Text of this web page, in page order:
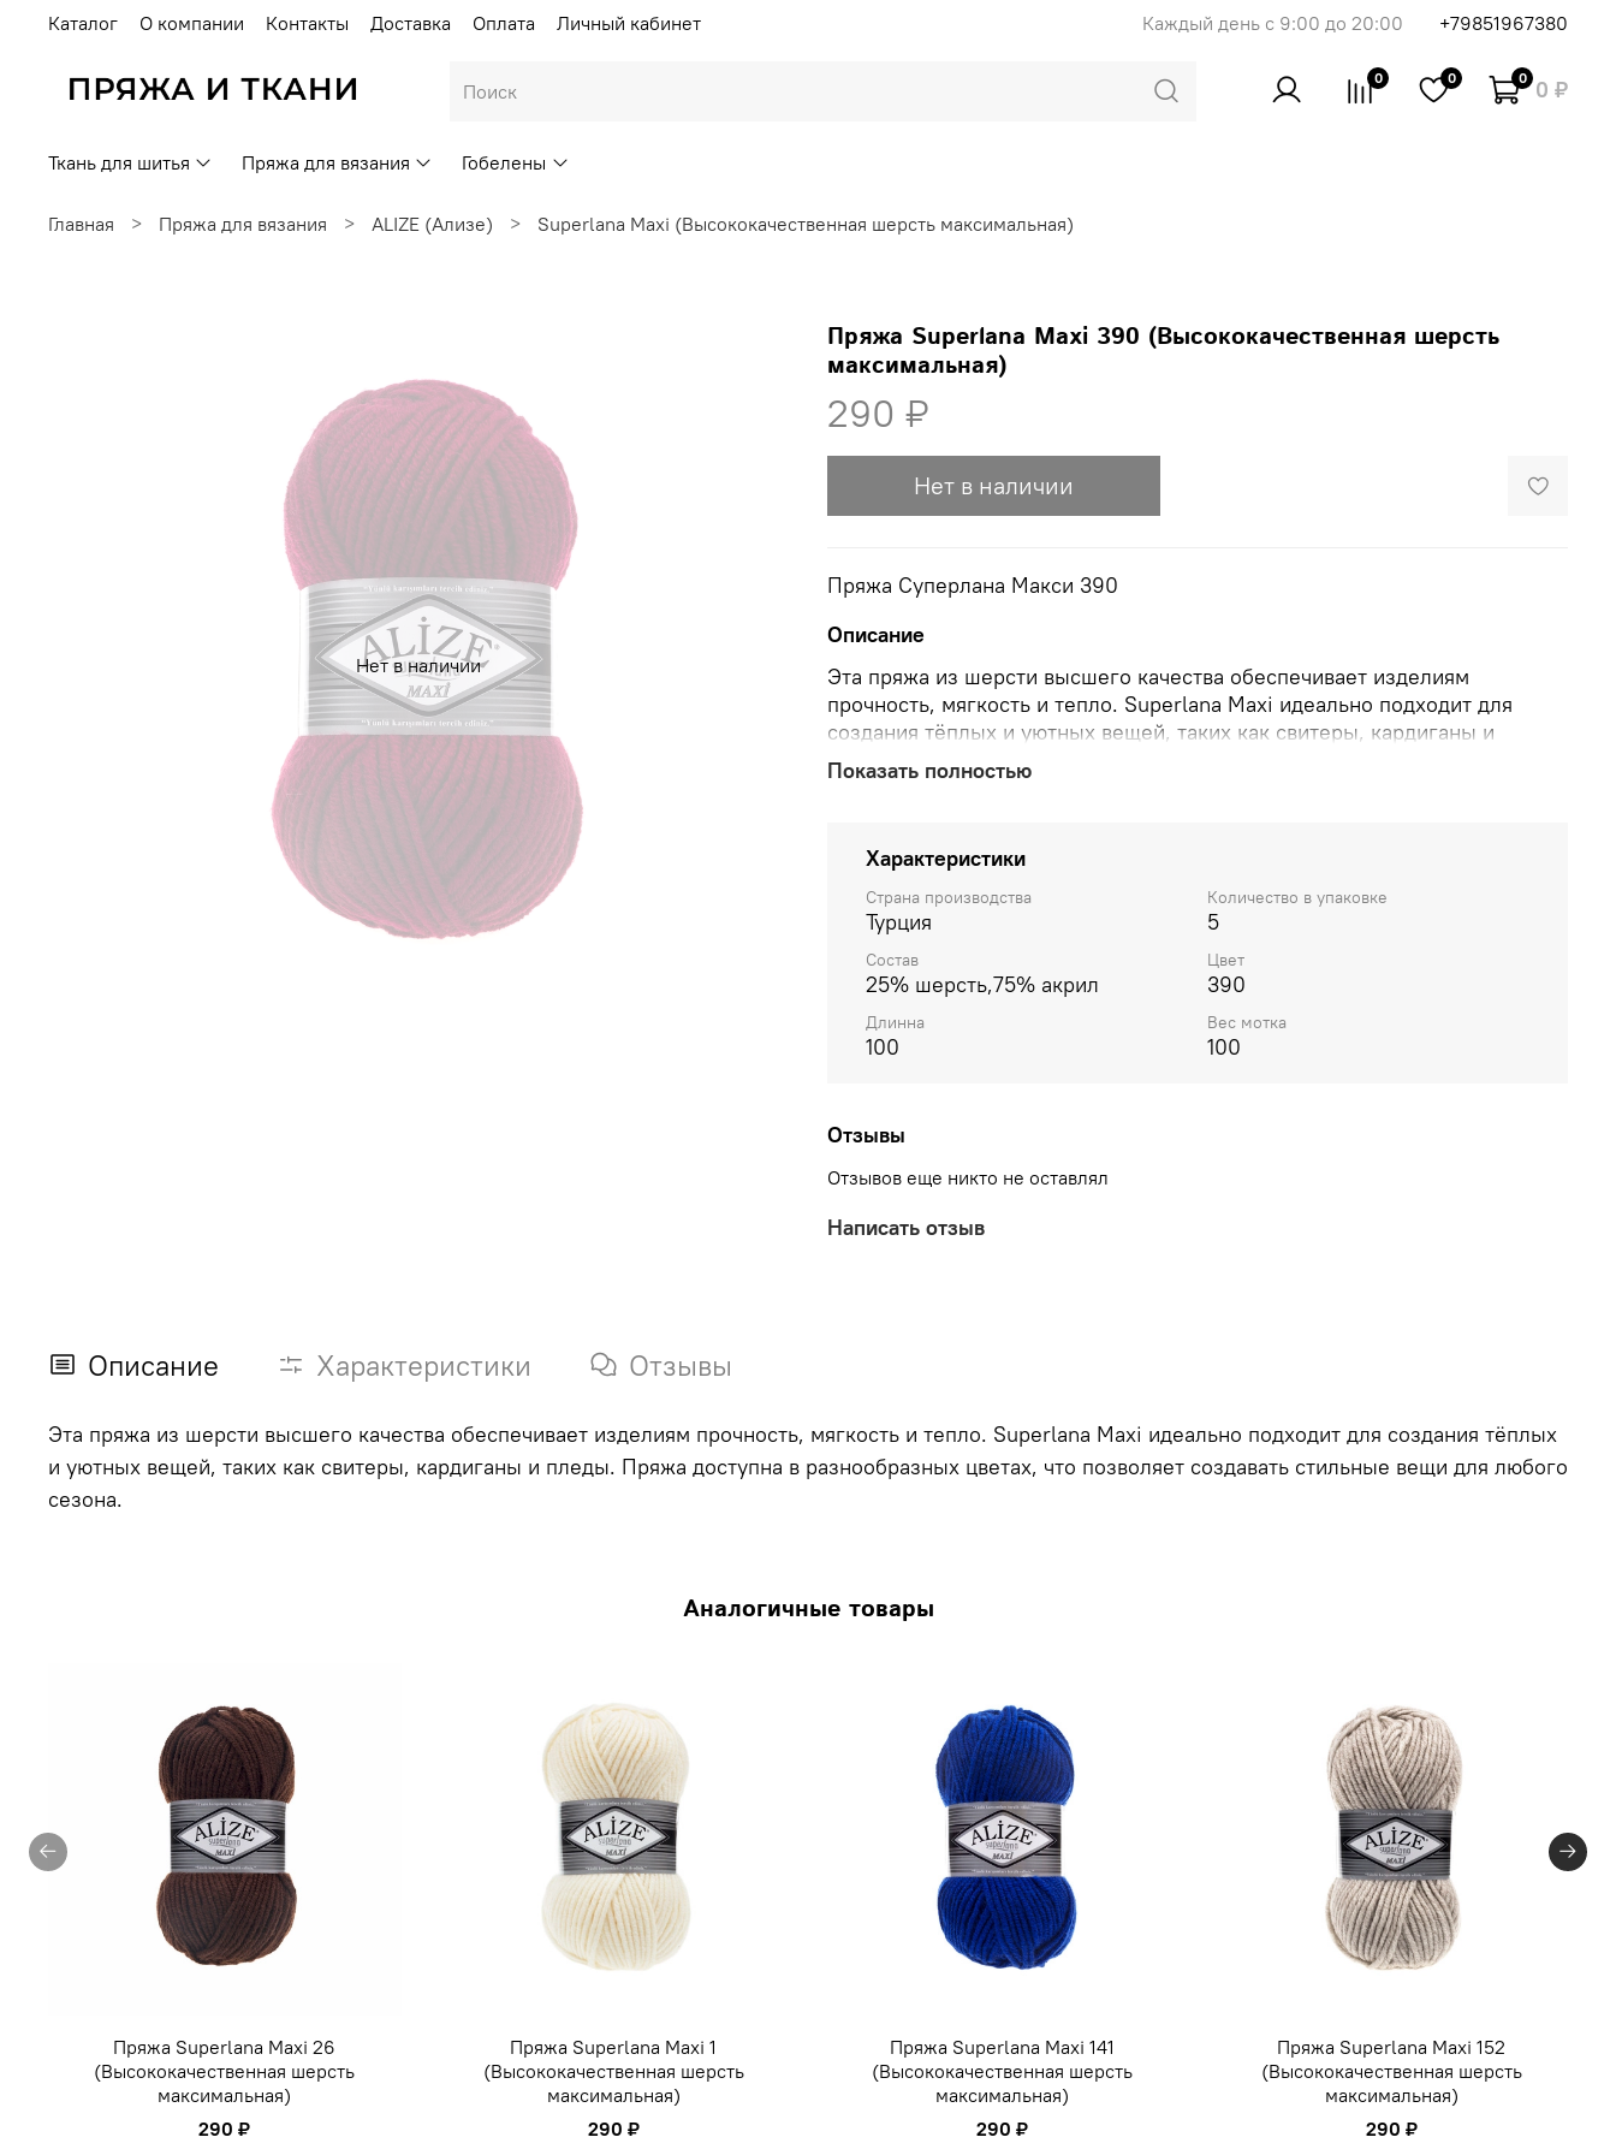
Каталог О компании Контакты Доставка Оплата Личный кабинет Каждый день с 9:00 до 20:00 +79851967380
0 0 0 0 ₽
Ткань для шитья Пряжа для вязания Гобелены
Главная Пряжа для вязания ALIZE (Ализе) Superlana Maxi (Высококачественная шерсть максимальная)
Нет в наличии
Пряжа Superlana Maxi 390 (Высококачественная шерсть
максимальная)
290 ₽
Нет в наличии
Пряжа Суперлана Макси 390
Описание
Эта пряжа из шерсти высшего качества обеспечивает изделиям
прочность, мягкость и тепло. Superlana Maxi идеально подходит для
создания тёплых и уютных вещей, таких как свитеры, кардиганы и
пледы. Пряжа доступна в разнообразных цветах, что позволяет
создавать стильные вещи для любого сезона.
Показать полностью
Характеристики
Страна производства
Турция
Количество в упаковке
5
Состав
25% шерсть,75% акрил
Цвет
390
Длинна
100
Вес мотка
100
Отзывы
Отзывов еще никто не оставлял
Написать отзыв
Описание Характеристики Отзывы
Эта пряжа из шерсти высшего качества обеспечивает изделиям прочность, мягкость и тепло. Superlana Maxi идеально подходит для создания тёплых
и уютных вещей, таких как свитеры, кардиганы и пледы. Пряжа доступна в разнообразных цветах, что позволяет создавать стильные вещи для любого
сезона.
Аналогичные товары
Пряжа Superlana Maxi 26
(Высококачественная шерсть
максимальная)
290 ₽
Пряжа Superlana Maxi 1
(Высококачественная шерсть
максимальная)
290 ₽
Пряжа Superlana Maxi 141
(Высококачественная шерсть
максимальная)
290 ₽
Пряжа Superlana Maxi 152
(Высококачественная шерсть
максимальная)
290 ₽